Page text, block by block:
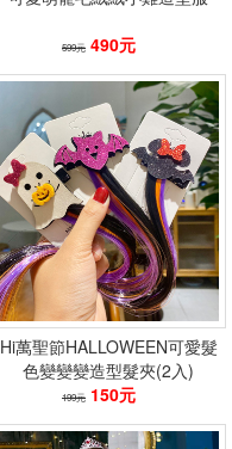
599元 490元
Hi萬聖節HALLOWEEN可愛髮
色變變變造型髮夾(2入)
199元 150元